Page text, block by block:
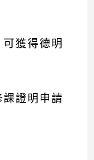
獲得德明
證明申請